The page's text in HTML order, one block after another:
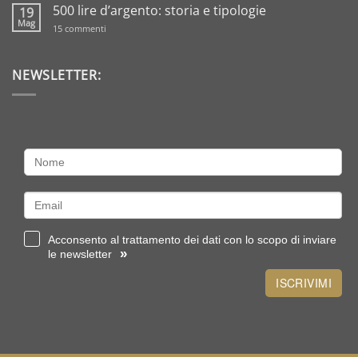
su
per
oro?
Scegli
19
Mag
500 lire d’argento: storia e tipologie
15 commenti
NEWSLETTER:
Acconsento al trattamento dei dati con lo scopo di inviare
le newsletter
»
ISCRIVIMI